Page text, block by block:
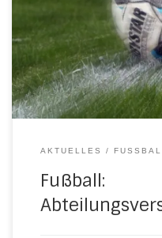
der Abteilungsordnung
des Ältestenrates recht
pünktliches Erscheinen.
durch den 1.
Abteilungsleitung und
03Beratung und
AKTUELLES FUSSBALL
Fußball: